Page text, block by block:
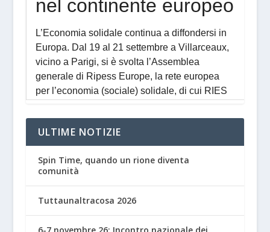
ULTIME NOTIZIE
Spin Time, quando un rione diventa
comunità
Tuttaunaltracosa 2026
6-7 novembre 26: Incontro nazionale dei